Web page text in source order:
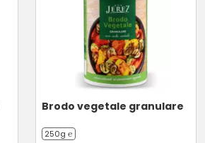
Brodo vegetale granulare
250g ℮